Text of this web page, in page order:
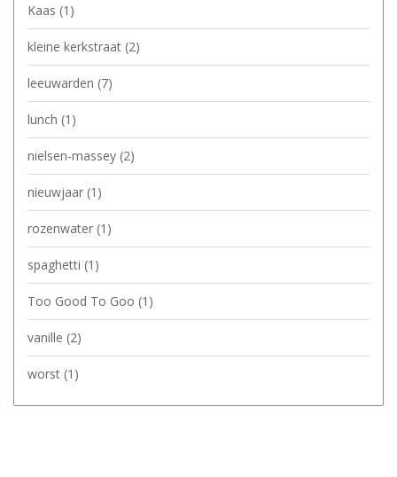
Kaas (1)
kleine kerkstraat (2)
leeuwarden (7)
lunch (1)
nielsen-massey (2)
nieuwjaar (1)
rozenwater (1)
spaghetti (1)
Too Good To Goo (1)
vanille (2)
worst (1)